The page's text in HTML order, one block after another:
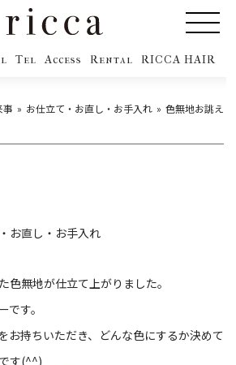
Tel Access Rental RICCA HAIR
事 お仕立て・お直し・お手入れ 色無地お誂え
お直し・お手入れ
色無地が仕立て上がりました。
す。
お持ちいただき、どんな色にするか決めて
す(^^)